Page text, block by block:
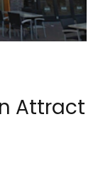
Attract